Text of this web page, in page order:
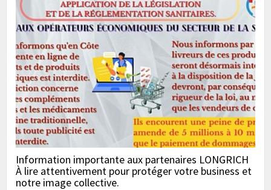
Information importante aux partenaires LONGRICH
À lire attentivement pour protéger votre business et
notre image collective.